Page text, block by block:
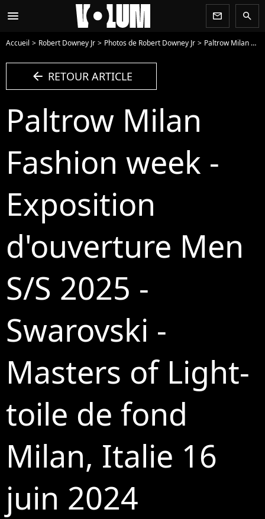
menu newsletter search
Accueil Robert Downey Jr Photos de Robert Downey Jr Paltrow Milan Fashion week - Exposition d'ouverture Men S/S 2025 -Swarovski - Masters of Light- toile de fond Milan, Italie 16 juin 2024 - Photo
arrow_left RETOUR ARTICLE
Paltrow Milan
Fashion week -
Exposition
d'ouverture Men
S/S 2025 -
Swarovski -
Masters of Light-
toile de fond
Milan, Italie 16
juin 2024